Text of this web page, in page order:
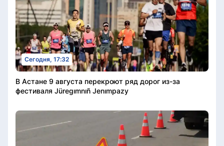
Сегодня, 17:32
В Астане 9 августа перекроют ряд дорог из-за
фестиваля Jüregımnıñ Jenımpazy